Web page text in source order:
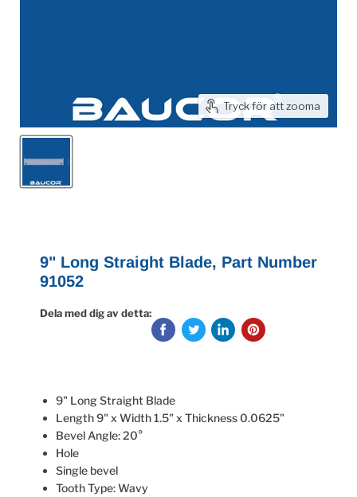
Tryck för att zooma
9" Long Straight Blade, Part Number
91052
Dela med dig av detta:
9" Long Straight Blade
Length 9" x Width 1.5" x Thickness 0.0625"
Bevel Angle: 20°
Hole
Single bevel
Tooth Type: Wavy